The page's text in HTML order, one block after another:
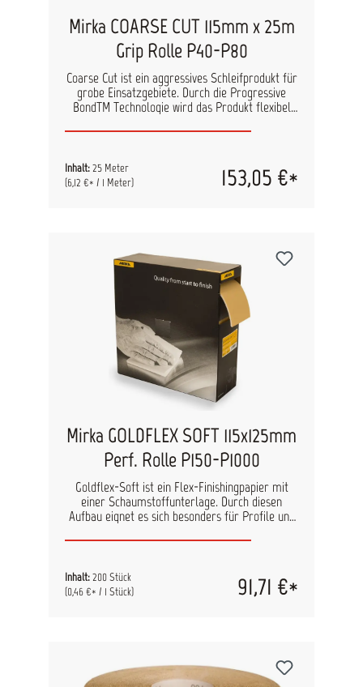
Mirka COARSE CUT 115mm x 25m
Grip Rolle P40-P80
Coarse Cut ist ein aggressives Schleifprodukt für
grobe Einsatzgebiete. Durch die Progressive
BondTM Technologie wird das Produkt flexibel
verstärkte Papierunterlage und halboffene
Produktes. technische Daten Kornart:
Aluminiumoxid Farbe: Kastanienbraun
Inhalt:25 Meter
(6,12 €* / 1 Meter)
153,05 €*
Mirka GOLDFLEX SOFT 115x125mm
Perf. Rolle P150-P1000
Goldflex-Soft ist ein Flex-Finishingpapier mit
einer Schaumstoffunterlage. Durch diesen
Aufbau eignet es sich besonders für Profile und
häufig im Automobilbereich angewendet.
Gold Trägermaterial: A-Latex, Papier PE-
Schaum Bindemittel: Vollkunstharz Körnungen:
Inhalt:200 Stück
(0,46 €* / 1 Stück)
91,71 €*